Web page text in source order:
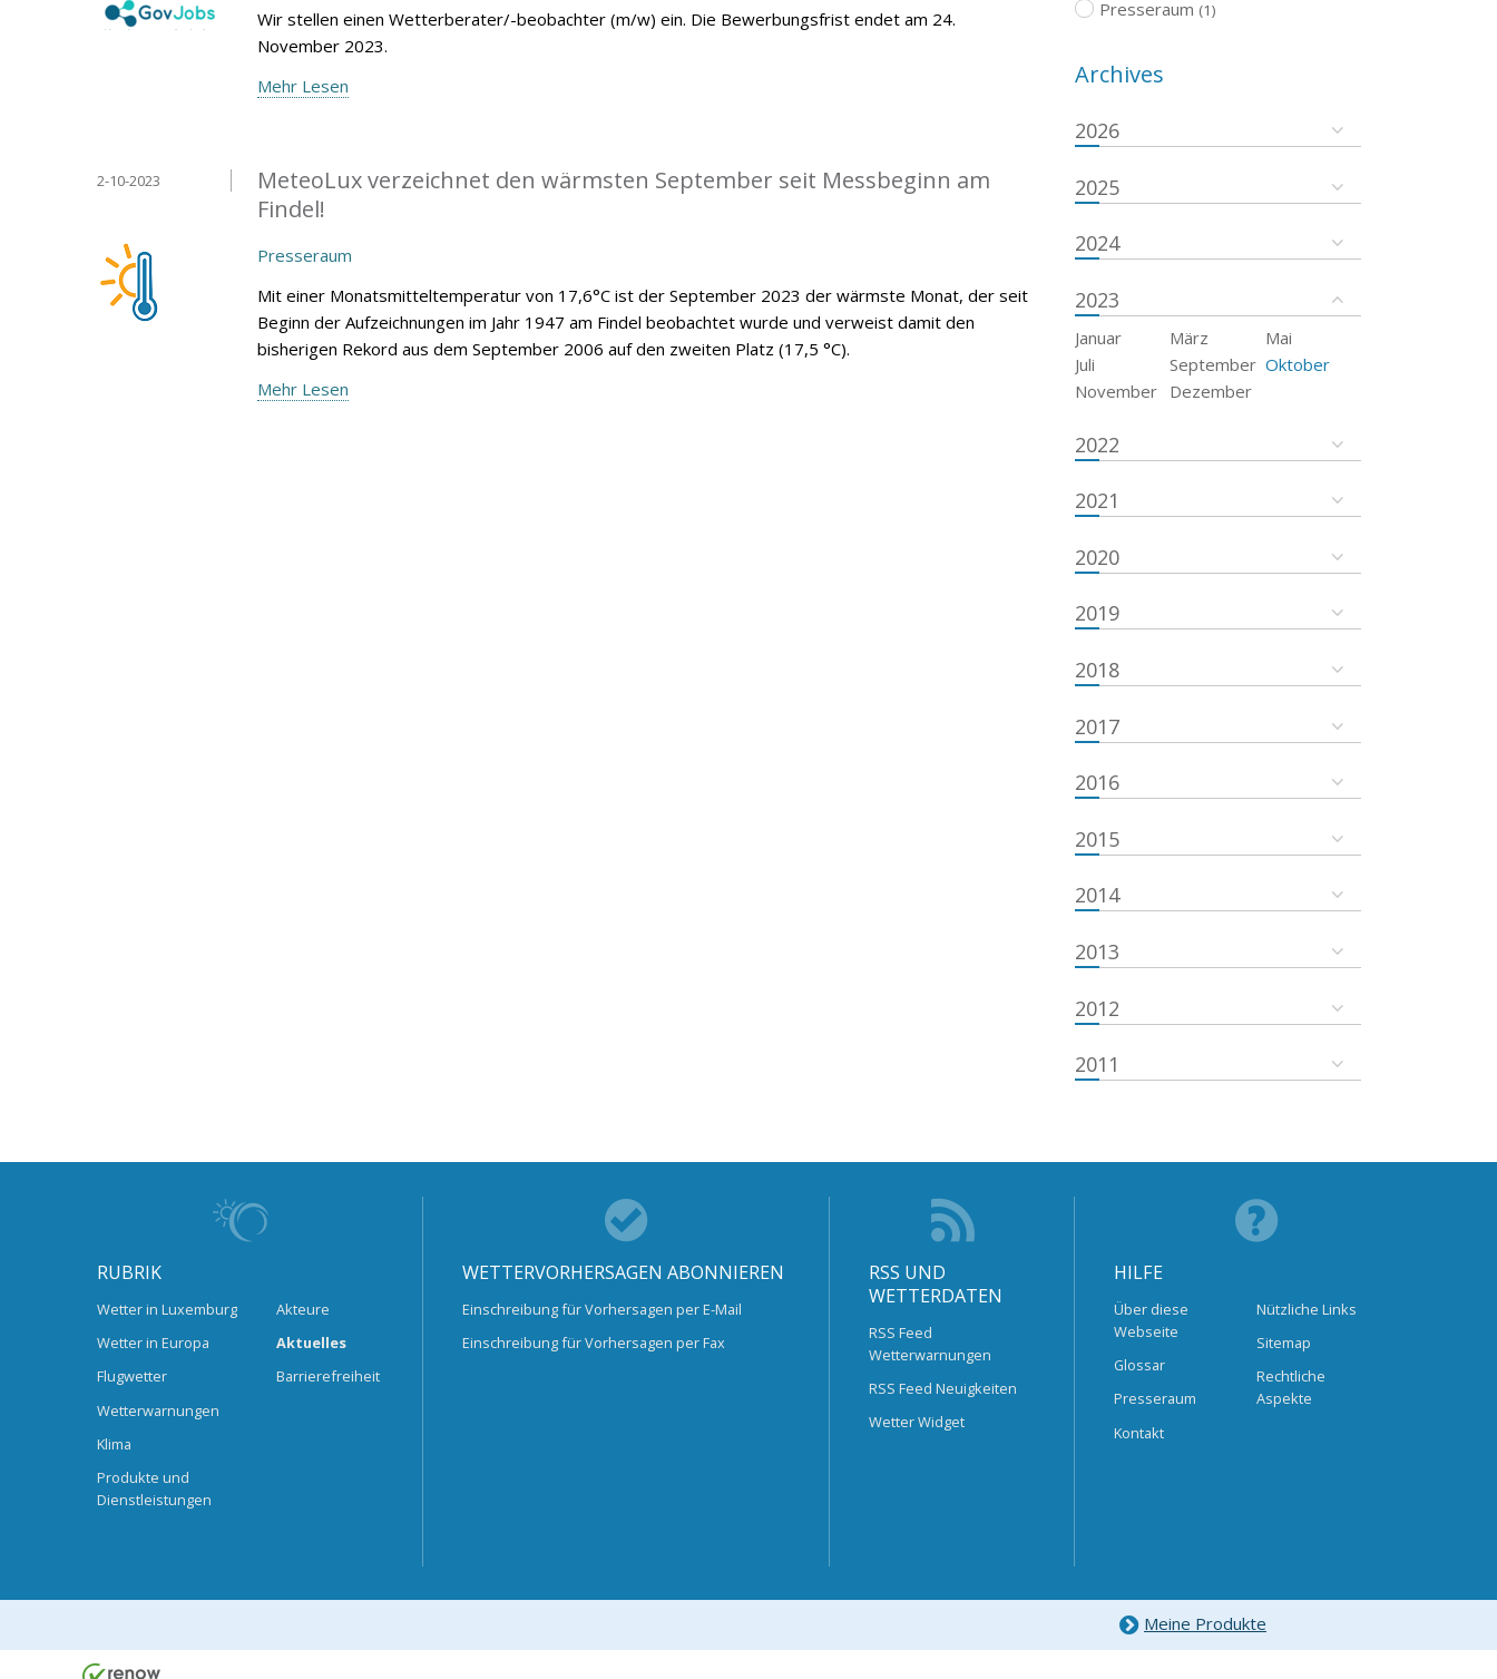
Wir stellen einen Wetterberater/-beobachter (m/w) ein. Die Bewerbungsfrist endet am 24.
November 2023.
Mehr Lesen
MeteoLux verzeichnet den wärmsten September seit Messbeginn am
Findel!
2-10-2023
Presseraum
Mit einer Monatsmitteltemperatur von 17,6°C ist der September 2023 der wärmste Monat, der seit
Beginn der Aufzeichnungen im Jahr 1947 am Findel beobachtet wurde und verweist damit den
bisherigen Rekord aus dem September 2006 auf den zweiten Platz (17,5 °C).
Mehr Lesen
Presseraum (1)
Archives
2026
2025
2024
2023
Januar März
Mai
Juli
September Oktober
November
Dezember
2022
2021
2020
2019
2018
2017
2016
2015
2014
2013
2012
2011
RUBRIK
Wetter in Luxemburg
Wetter in Europa
Flugwetter
Wetterwarnungen
Klima
Produkte und
Dienstleistungen
Akteure
Aktuelles
Barrierefreiheit
WETTERVORHERSAGEN ABONNIEREN
Einschreibung für Vorhersagen per E-Mail
Einschreibung für Vorhersagen per Fax
RSS UND
WETTERDATEN
RSS Feed
Wetterwarnungen
RSS Feed Neuigkeiten
Wetter Widget
HILFE
Über diese
Webseite
Glossar
Presseraum
Kontakt
Nützliche Links
Sitemap
Rechtliche
Aspekte
Meine Produkte